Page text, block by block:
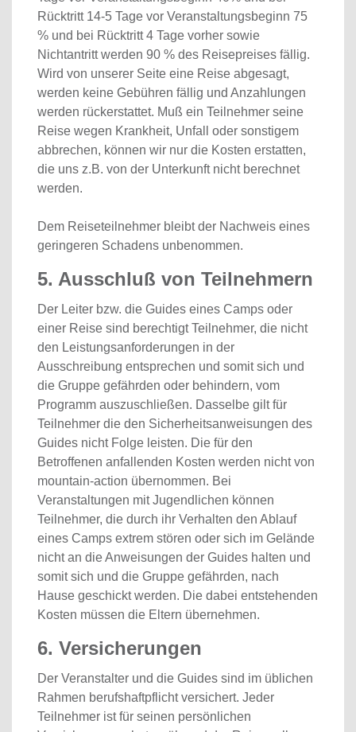
Rücktritt 14-5 Tage vor Veranstaltungsbeginn 75
% und bei Rücktritt 4 Tage vorher sowie
Nichtantritt werden 90 % des Reisepreises fällig.
Wird von unserer Seite eine Reise abgesagt,
werden keine Gebühren fällig und Anzahlungen
werden rückerstattet. Muß ein Teilnehmer seine
Reise wegen Krankheit, Unfall oder sonstigem
abbrechen, können wir nur die Kosten erstatten,
die uns z.B. von der Unterkunft nicht berechnet
werden.
Dem Reiseteilnehmer bleibt der Nachweis eines
geringeren Schadens unbenommen.
5. Ausschluß von Teilnehmern
Der Leiter bzw. die Guides eines Camps oder
einer Reise sind berechtigt Teilnehmer, die nicht
den Leistungsanforderungen in der
Ausschreibung entsprechen und somit sich und
die Gruppe gefährden oder behindern, vom
Programm auszuschließen. Dasselbe gilt für
Teilnehmer die den Sicherheitsanweisungen des
Guides nicht Folge leisten. Die für den
Betroffenen anfallenden Kosten werden nicht von
mountain-action übernommen. Bei
Veranstaltungen mit Jugendlichen können
Teilnehmer, die durch ihr Verhalten den Ablauf
eines Camps extrem stören oder sich im Gelände
nicht an die Anweisungen der Guides halten und
somit sich und die Gruppe gefährden, nach
Hause geschickt werden. Die dabei entstehenden
Kosten müssen die Eltern übernehmen.
6. Versicherungen
Der Veranstalter und die Guides sind im üblichen
Rahmen berufshaftpflicht versichert. Jeder
Teilnehmer ist für seinen persönlichen